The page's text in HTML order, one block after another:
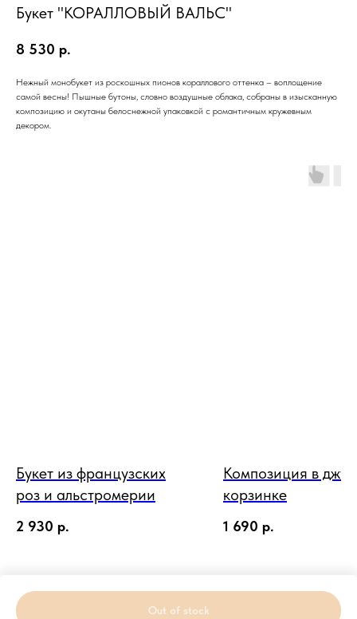
Букет "КОРАЛЛОВЫЙ ВАЛЬС"
8 530 р.
Out of stock
Нежный монобукет из роскошных пионов кораллового оттенка – воплощение
самой весны! Пышные бутоны, словно воздушные облака, собраны в изысканную
композицию и окутаны белоснежной упаковкой с романтичным кружевным
декором.
Букет из французских
роз и альстромерии
2 930 р.
Композиция в
корзинке
1 690 р.